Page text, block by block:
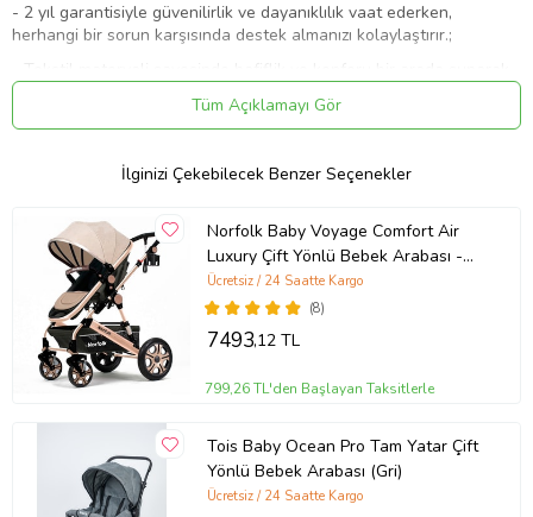
- 2 yıl garantisiyle güvenilirlik ve dayanıklılık vaat ederken,
herhangi bir sorun karşısında destek almanızı kolaylaştırır.;
uzun süreli kullanım için idealdir; ancak yıkama esnasında dikkatli
Tüm Açıklamayı Gör
İlginizi Çekebilecek Benzer Seçenekler
Norfolk Baby Voyage Comfort Air
Luxury Çift Yönlü Bebek Arabası -
Ayak Örtüsü Hediye (Kahverengi)
(8)
Ücretsiz / 24 Saatte Kargo
7493,12 TL
799,26 TL'den Başlayan Taksitlerle
Tois Baby Ocean Pro Tam Yatar Çift
Yönlü Bebek Arabası (Gri)
Ücretsiz / 24 Saatte Kargo